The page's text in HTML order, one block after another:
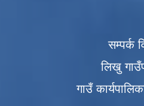
सम्पर्क
लिखु
गाउँ